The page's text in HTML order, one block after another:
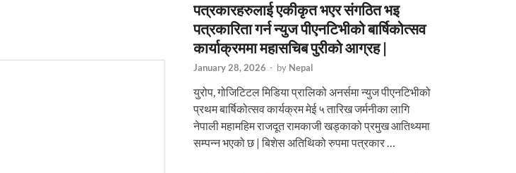
पत्रकारहरुलाई एकीकृत भएर संगठित भइ
पत्रकारिता गर्न न्युज पीएनटिभीको बार्षिकोत्सव
कार्याक्रममा महासचिब पुरीको आग्रह |
January 28, 2026 - by Nepal
युरोप, गोजिटिटल मिडिया प्रालिको अनर्समा न्युज पीएनटिभीको
प्रथम बार्षिकोत्सव कार्यक्रम मेई ५ तारिख जर्मनीका लागि
नेपाली महामहिम राजदूत रामकाजी खड्काको प्रमुख आतिथ्यमा
सम्पन्न भएको छ | बिशेस अतिथिको रुपमा पत्रकार …